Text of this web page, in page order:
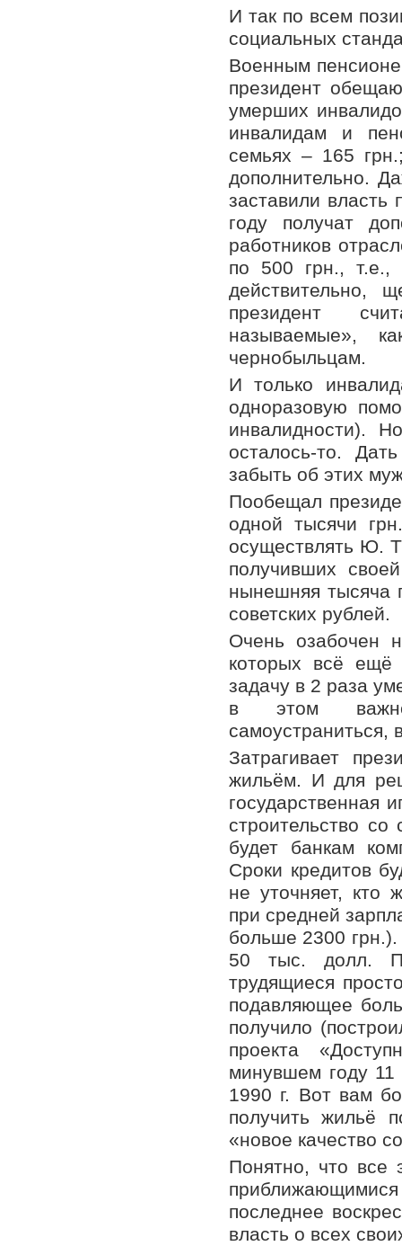
И так по всем
социальных
Военным
президент
умерших
инвалидам и
семьях – 165
дополнительно.
заставили
году получат
работников
по 500 грн.,
действительно,
президент
называемые»,
чернобыльцам.
И только
одноразовую
инвалидности).
осталось-то.
забыть об этих
Пообещал
одной тысячи
осуществлять Ю.
получивших
нынешняя тысяча
советских рублей.
Очень озабочен
которых всё ещё
задачу в 2 раза
в этом
самоустраниться,
Затрагивает
жильём. И для
государственная
строительство
будет банкам
Сроки кредитов
не уточняет, кто
при средней
больше 2300
50 тыс. долл.
трудящиеся
подавляющее
получило
проекта
минувшем году
1990 г. Вот вам
получить жильё
«новое качество
Понятно, что все
приближающимися
последнее
власть о всех